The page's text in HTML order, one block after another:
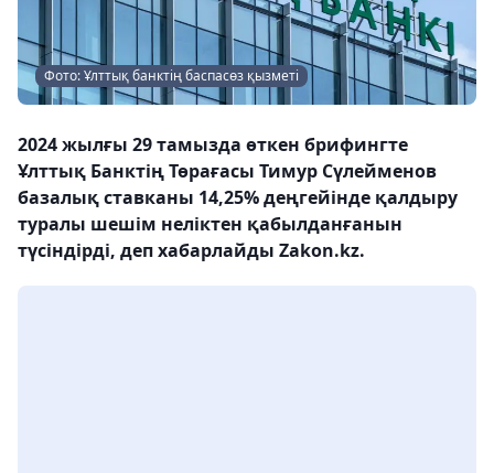
Фото: Ұлттық банктің баспасөз қызметі
2024 жылғы 29 тамызда өткен брифингте
Ұлттық Банктің Төрағасы Тимур Сүлейменов
базалық ставканы 14,25% деңгейінде қалдыру
туралы шешім неліктен қабылданғанын
түсіндірді, деп хабарлайды Zakon.kz.